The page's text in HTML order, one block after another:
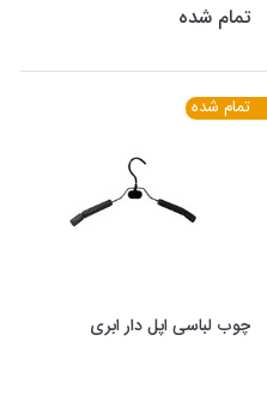
تمام شده
تمام شده
چوب لباسی اپل دار ابری